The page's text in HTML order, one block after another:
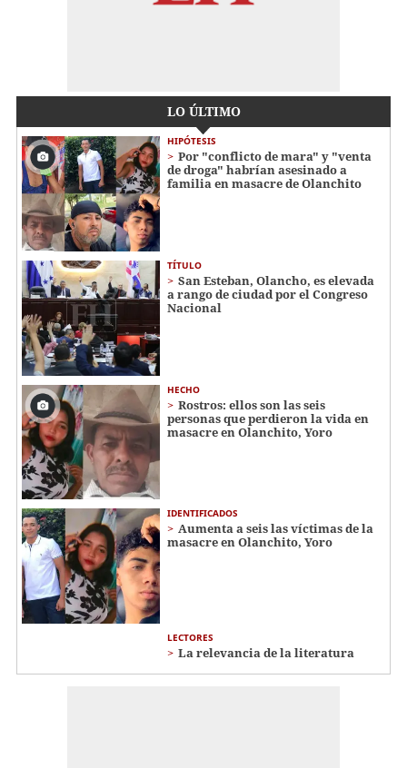
LO ÚLTIMO
HIPÓTESIS
Por "conflicto de mara" y "venta
de droga" habrían asesinado a
familia en masacre de Olanchito
TÍTULO
San Esteban, Olancho, es elevada
a rango de ciudad por el Congreso
Nacional
HECHO
Rostros: ellos son las seis
personas que perdieron la vida en
masacre en Olanchito, Yoro
IDENTIFICADOS
Aumenta a seis las víctimas de la
masacre en Olanchito, Yoro
LECTORES
La relevancia de la literatura